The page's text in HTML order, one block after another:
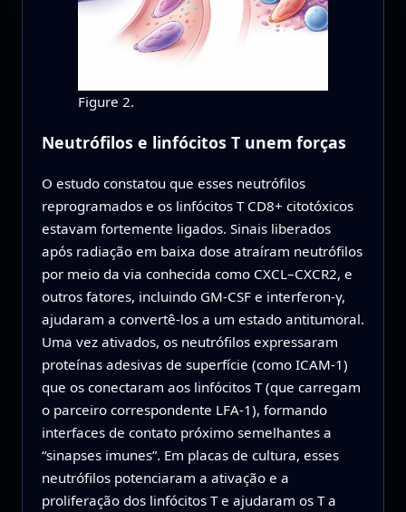
Figure 2.
Neutrófilos e linfócitos T unem forças
O estudo constatou que esses neutrófilos
reprogramados e os linfócitos T CD8+ citotóxicos
estavam fortemente ligados. Sinais liberados
após radiação em baixa dose atraíram neutrófilos
por meio da via conhecida como CXCL–CXCR2, e
outros fatores, incluindo GM‑CSF e interferon‑γ,
ajudaram a convertê‑los a um estado antitumoral.
Uma vez ativados, os neutrófilos expressaram
proteínas adesivas de superfície (como ICAM‑1)
que os conectaram aos linfócitos T (que carregam
o parceiro correspondente LFA‑1), formando
interfaces de contato próximo semelhantes a
“sinapses imunes”. Em placas de cultura, esses
neutrófilos potenciaram a ativação e a
proliferação dos linfócitos T e ajudaram os T a